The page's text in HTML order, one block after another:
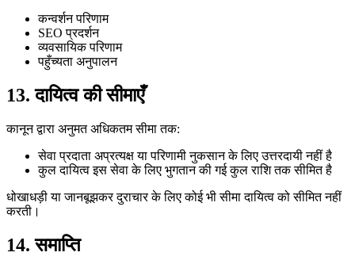
कन्वर्शन परिणाम
SEO प्रदर्शन
व्यवसायिक परिणाम
पहुँच्यता अनुपालन
13. दायित्व की सीमाएँ
कानून द्वारा अनुमत अधिकतम सीमा तक:
सेवा प्रदाता अप्रत्यक्ष या परिणामी नुकसान के लिए उत्तरदायी नहीं है
कुल दायित्व इस सेवा के लिए भुगतान की गई कुल राशि तक सीमित है
धोखाधड़ी या जानबूझकर दुराचार के लिए कोई भी सीमा दायित्व को सीमित नहीं
करती।
14. समाप्ति